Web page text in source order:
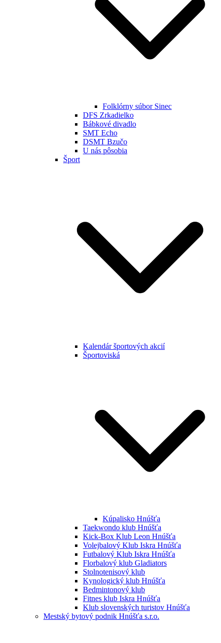
Folklórny súbor Sinec
DFS Zrkadielko
Bábkové divadlo
SMT Echo
DSMT Bzučo
U nás pôsobia
Šport
Kalendár športových akcií
Športoviská
Kúpalisko Hnúšťa
Taekwondo klub Hnúšťa
Kick-Box Klub Leon Hnúšťa
Volejbalový Klub Iskra Hnúšťa
Futbalový Klub Iskra Hnúšťa
Florbalový klub Gladiators
Stolnotenisový klub
Kynologický klub Hnúšťa
Bedmintonový klub
Fitnes klub Iskra Hnúšťa
Klub slovenských turistov Hnúšťa
Mestský bytový podnik Hnúšťa s.r.o.